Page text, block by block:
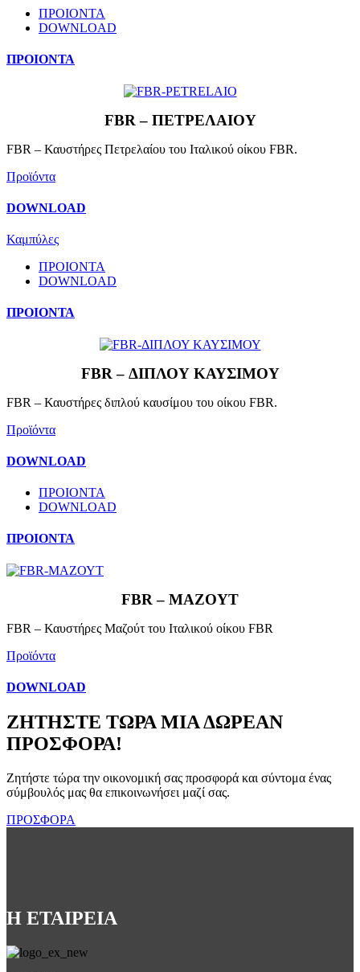
ΠΡΟΙΟΝΤΑ
DOWNLOAD
ΠΡΟΙΟΝΤΑ
FBR – ΠΕΤΡΕΛΑΙΟΥ
FBR – Καυστήρες Πετρελαίου του Ιταλικού οίκου FBR.
Προϊόντα
DOWNLOAD
Καμπύλες
ΠΡΟΙΟΝΤΑ
DOWNLOAD
ΠΡΟΙΟΝΤΑ
FBR – ΔΙΠΛΟΥ ΚΑΥΣΙΜΟΥ
FBR – Καυστήρες διπλού καυσίμου του οίκου FBR.
Προϊόντα
DOWNLOAD
ΠΡΟΙΟΝΤΑ
DOWNLOAD
ΠΡΟΙΟΝΤΑ
FBR – ΜΑΖΟΥΤ
FBR – Καυστήρες Μαζούτ του Ιταλικού οίκου FBR
Προϊόντα
DOWNLOAD
ΖΗΤΗΣΤΕ ΤΩΡΑ ΜΙΑ ΔΩΡΕΑΝ
ΠΡΟΣΦΟΡΑ!
Ζητήστε τώρα την οικονομική σας προσφορά και σύντομα ένας
σύμβουλός μας θα επικοινωνήσει μαζί σας.
ΠΡΟΣΦΟΡΑ
Η ΕΤΑΙΡΕΙΑ